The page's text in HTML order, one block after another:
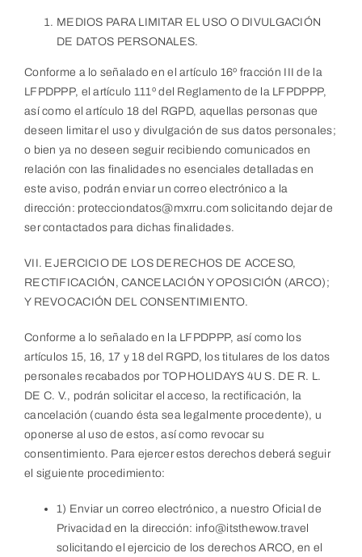
MEDIOS PARA LIMITAR EL USO O DIVULGACIÓN
DE DATOS PERSONALES.
Conforme a lo señalado en el artículo 16º fracción III de la
LFPDPPP, el artículo 111º del Reglamento de la LFPDPPP,
así como el artículo 18 del RGPD, aquellas personas que
deseen limitar el uso y divulgación de sus datos personales;
o bien ya no deseen seguir recibiendo comunicados en
relación con las finalidades no esenciales detalladas en
este aviso, podrán enviar un correo electrónico a la
dirección: protecciondatos@mxrru.com solicitando dejar de
ser contactados para dichas finalidades.
VII. EJERCICIO DE LOS DERECHOS DE ACCESO,
RECTIFICACIÓN, CANCELACIÓN Y OPOSICIÓN (ARCO);
Y REVOCACIÓN DEL CONSENTIMIENTO.
Conforme a lo señalado en la LFPDPPP, así como los
artículos 15, 16, 17 y 18 del RGPD, los titulares de los datos
personales recabados por TOP HOLIDAYS 4U S. DE R. L.
DE C. V., podrán solicitar el acceso, la rectificación, la
cancelación (cuando ésta sea legalmente procedente), u
oponerse al uso de estos, así como revocar su
consentimiento. Para ejercer estos derechos deberá seguir
el siguiente procedimiento:
1) Enviar un correo electrónico, a nuestro Oficial de
Privacidad en la dirección: info@itsthewow.travel
solicitando el ejercicio de los derechos ARCO, en el